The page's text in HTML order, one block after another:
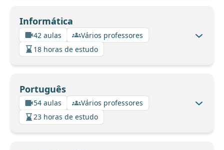
Informática
42 aulas
Vários professores
18 horas de estudo
Português
54 aulas
Vários professores
23 horas de estudo